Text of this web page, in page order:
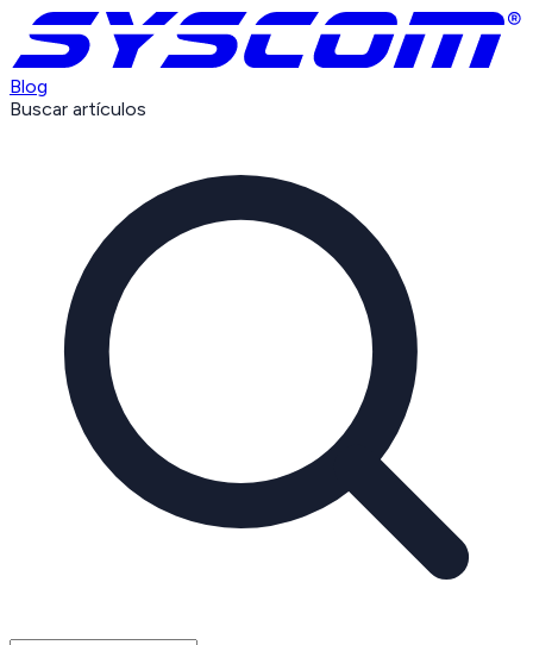
Blog
Buscar artículos